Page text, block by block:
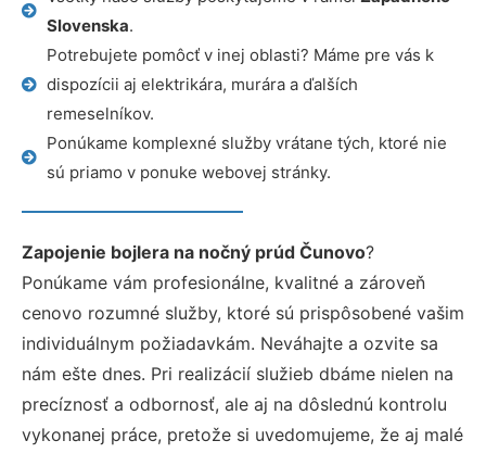
Slovenska.
Potrebujete pomôcť v inej oblasti? Máme pre vás k
dispozícii aj elektrikára, murára a ďalších
remeselníkov.
Ponúkame komplexné služby vrátane tých, ktoré nie
sú priamo v ponuke webovej stránky.
Zapojenie bojlera na nočný prúd Čunovo?
Ponúkame vám profesionálne, kvalitné a zároveň
cenovo rozumné služby, ktoré sú prispôsobené vašim
individuálnym požiadavkám. Neváhajte a ozvite sa
nám ešte dnes. Pri realizácií služieb dbáme nielen na
precíznosť a odbornosť, ale aj na dôslednú kontrolu
vykonanej práce, pretože si uvedomujeme, že aj malé